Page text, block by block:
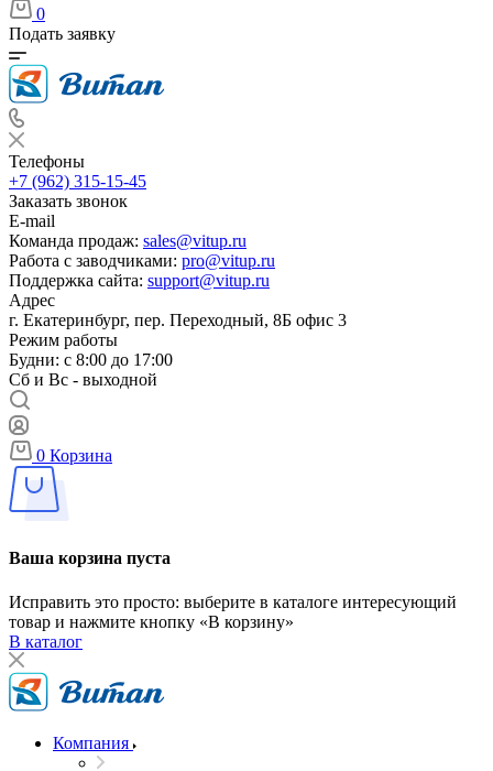
0
Подать заявку
Телефоны
+7 (962) 315-15-45
Заказать звонок
E-mail
Команда продаж: sales@vitup.ru
Работа с заводчиками: pro@vitup.ru
Поддержка сайта: support@vitup.ru
Адрес
г. Екатеринбург, пер. Переходный, 8Б офис 3
Режим работы
Будни: с 8:00 до 17:00
Сб и Вс - выходной
0 Корзина
Ваша корзина пуста
Исправить это просто: выберите в каталоге интересующий
товар и нажмите кнопку «В корзину»
В каталог
Компания